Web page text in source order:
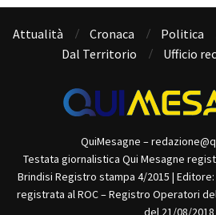
Attualità Cronaca Politica
Dal Territorio
Ufficio
QuiMesagne –
Testata giornalistica Qui Mesagne
Brindisi Registro stampa 4/2015 |
registrata al ROC – Registro Operatori
del 21/08/2018